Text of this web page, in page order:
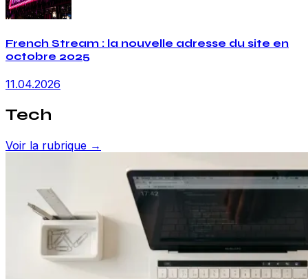
French Stream : la nouvelle adresse du site en
octobre 2025
11.04.2026
Tech
Voir la rubrique →